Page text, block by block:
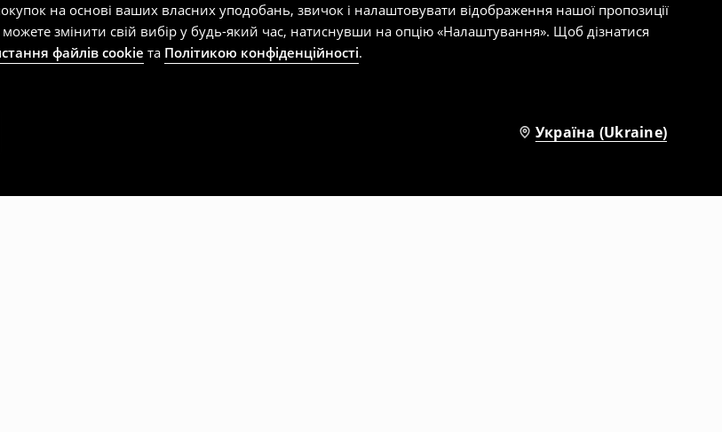
на основі ваших власних уподобань, звичок і налаштовувати відображення нашої пропозиції
змінити свій вибір у будь-який час, натиснувши на опцію «Налаштування». Щоб дізнатися
файлів cookie та Політикою конфіденційності.
Україна (Ukraine)